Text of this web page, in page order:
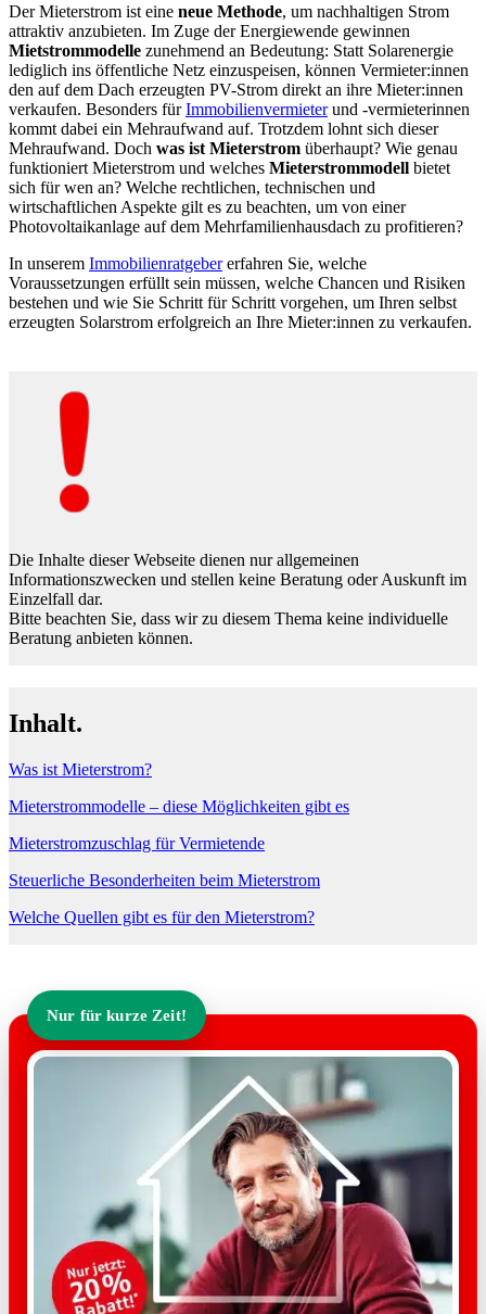
Der Mieterstrom ist eine neue Methode, um nachhaltigen Strom
attraktiv anzubieten. Im Zuge der Energiewende gewinnen
Mietstrommodelle zunehmend an Bedeutung: Statt Solarenergie
lediglich ins öffentliche Netz einzuspeisen, können Vermieter:innen
den auf dem Dach erzeugten PV-Strom direkt an ihre Mieter:innen
verkaufen. Besonders fürImmobilienvermieterund -vermieterinnen
kommt dabei ein Mehraufwand auf. Trotzdem lohnt sich dieser
Mehraufwand. Doch was ist Mieterstrom überhaupt? Wie genau
funktioniert Mieterstrom und welches Mieterstrommodell bietet
sich für wen an? Welche rechtlichen, technischen und
wirtschaftlichen Aspekte gilt es zu beachten, um von einer
Photovoltaikanlage auf dem Mehrfamilienhausdach zu profitieren?
In unserem Immobilienratgebererfahren Sie, welche
Voraussetzungen erfüllt sein müssen, welche Chancen und Risiken
bestehen und wie Sie Schritt für Schritt vorgehen, um Ihren selbst
erzeugten Solarstrom erfolgreich an Ihre Mieter:innen zu verkaufen.
Die Inhalte dieser Webseite dienen nur allgemeinen
Informationszwecken und stellen keine Beratung oder Auskunft im
Einzelfall dar.
Bitte beachten Sie, dass wir zu diesem Thema keine individuelle
Beratung anbieten können.
Inhalt.
Was ist Mieterstrom?
Mieterstrommodelle – diese Möglichkeiten gibt es
Mieterstromzuschlag für Vermietende
Steuerliche Besonderheiten beim Mieterstrom
Welche Quellen gibt es für den Mieterstrom?
Nur für kurze Zeit!